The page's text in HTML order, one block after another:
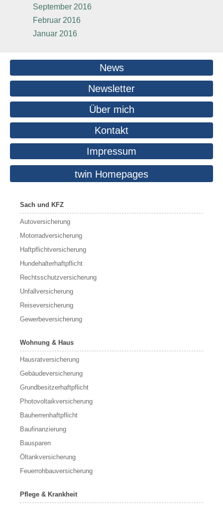
September 2016
Februar 2016
Januar 2016
News
Newsletter
Über mich
Kontakt
Impressum
twin Homepages
Sach und KFZ
Autoversicherung
Motorradversicherung
Haftpflichtversicherung
Hundehalterhaftpflicht
Rechtsschutzversicherung
Unfallversicherung
Reiseversicherung
Gewerbeversicherung
Wohnung & Haus
Hausratversicherung
Gebäudeversicherung
Grundbesitzerhaftpflicht
Photovoltaikversicherung
Bauherrenhaftpflicht
Baufinanzierung
Bausparen
Öltankversicherung
Feuerrohbauversicherung
Pflege & Krankheit